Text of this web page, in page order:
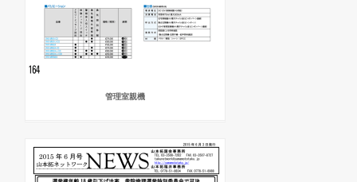
管理室親機